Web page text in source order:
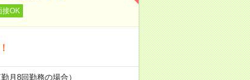
接OK
月8回勤務の場合）